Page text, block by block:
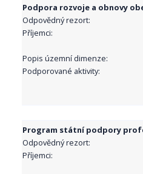
Podpora rozvoje a obnovy
Odpovědný rezort:
Příjemci:
Popis územní dimenze:
Podporované aktivity:
Program státní podpory
Odpovědný rezort:
Příjemci: